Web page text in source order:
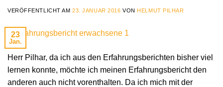
VERÖFFENTLICHT AM23. JANUAR 2016 VON HELMUT PILHAR
23
Jan.
Herr Pilhar, da ich aus den Erfahrungsberichten bisher viel
lernen konnte, möchte ich meinen Erfahrungsbericht den
anderen auch nicht vorenthalten. Da ich mich mit der